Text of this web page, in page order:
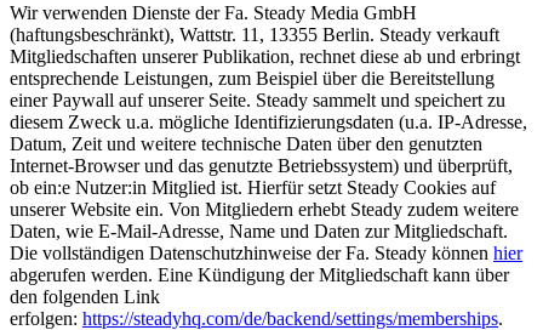
Wir verwenden Dienste der Fa. Steady Media GmbH
(haftungsbeschränkt), Wattstr. 11, 13355 Berlin. Steady verkauft
Mitgliedschaften unserer Publikation, rechnet diese ab und erbringt
entsprechende Leistungen, zum Beispiel über die Bereitstellung
einer Paywall auf unserer Seite. Steady sammelt und speichert zu
diesem Zweck u.a. mögliche Identifizierungsdaten (u.a. IP-Adresse,
Datum, Zeit und weitere technische Daten über den genutzten
Internet-Browser und das genutzte Betriebssystem) und überprüft,
ob ein:e Nutzer:in Mitglied ist. Hierfür setzt Steady Cookies auf
unserer Website ein. Von Mitgliedern erhebt Steady zudem weitere
Daten, wie E-Mail-Adresse, Name und Daten zur Mitgliedschaft.
Die vollständigen Datenschutzhinweise der Fa. Steady können hier
abgerufen werden. Eine Kündigung der Mitgliedschaft kann über
den folgenden Link
erfolgen: https://steadyhq.com/de/backend/settings/memberships.